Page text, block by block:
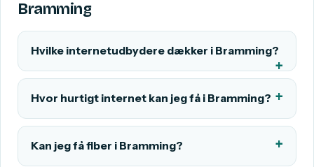
Bramming
Hvilke internetudbydere dækker i Bramming?
Hvor hurtigt internet kan jeg få i Bramming?
Kan jeg få fiber i Bramming?